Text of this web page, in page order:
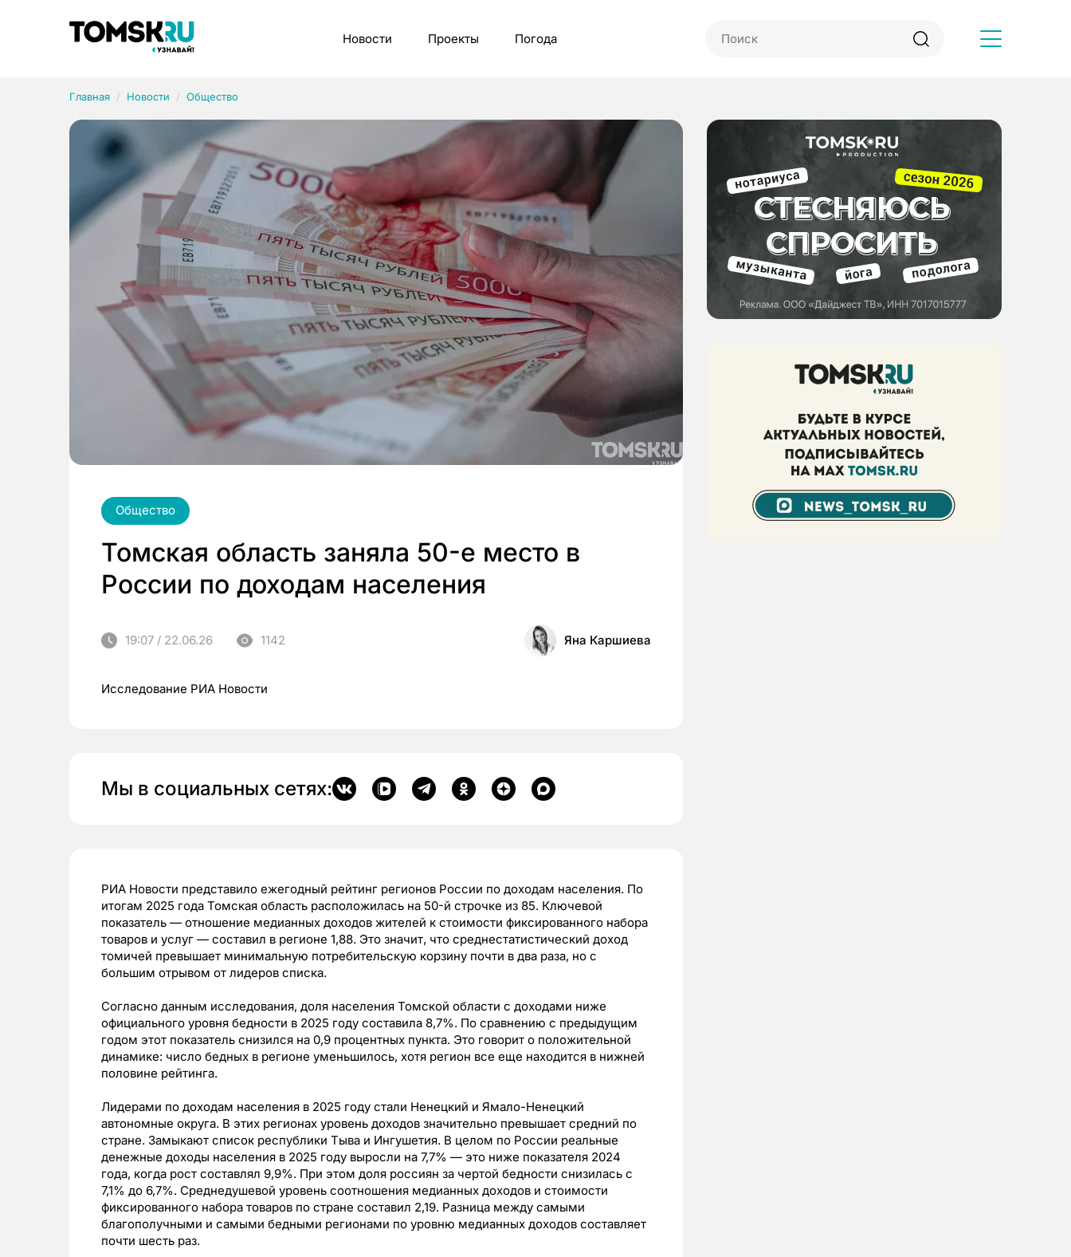
Новости Проекты Погода
Главная Новости Общество
Общество
Томская область заняла 50-е место в
России по доходам населения
19:07 / 22.06.26 1142 Яна Каршиева
Исследование РИА Новости
Мы в социальных сетях:
РИА Новости представило ежегодный рейтинг регионов России по доходам населения. По
итогам 2025 года Томская область расположилась на 50-й строчке из 85. Ключевой
показатель — отношение медианных доходов жителей к стоимости фиксированного набора
товаров и услуг — составил в регионе 1,88. Это значит, что среднестатистический доход
томичей превышает минимальную потребительскую корзину почти в два раза, но с
большим отрывом от лидеров списка.
Согласно данным исследования, доля населения Томской области с доходами ниже
официального уровня бедности в 2025 году составила 8,7%. По сравнению с предыдущим
годом этот показатель снизился на 0,9 процентных пункта. Это говорит о положительной
динамике: число бедных в регионе уменьшилось, хотя регион все еще находится в нижней
половине рейтинга.
Лидерами по доходам населения в 2025 году стали Ненецкий и Ямало-Ненецкий
автономные округа. В этих регионах уровень доходов значительно превышает средний по
стране. Замыкают список республики Тыва и Ингушетия. В целом по России реальные
денежные доходы населения в 2025 году выросли на 7,7% — это ниже показателя 2024
года, когда рост составлял 9,9%. При этом доля россиян за чертой бедности снизилась с
7,1% до 6,7%. Среднедушевой уровень соотношения медианных доходов и стоимости
фиксированного набора товаров по стране составил 2,19. Разница между самыми
благополучными и самыми бедными регионами по уровню медианных доходов составляет
почти шесть раз.
Рубрики